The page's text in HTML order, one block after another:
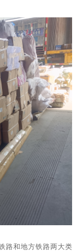
路和地方铁路两大类